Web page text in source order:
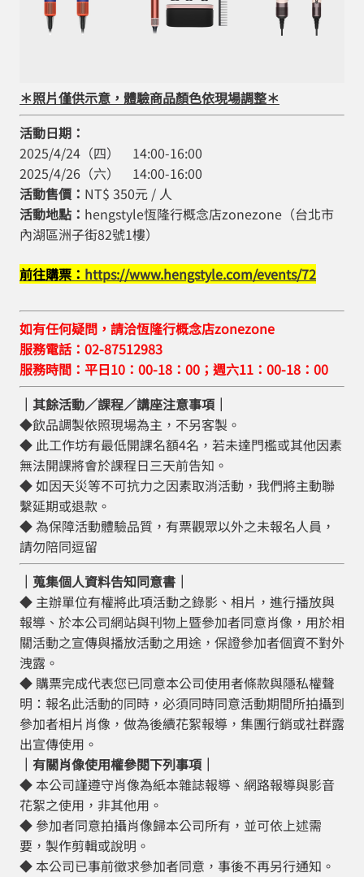
＊照片僅供示意，體驗商品顏色依現場調整＊
活動日期：
2025/4/24（四） 14:00-16:00
2025/4/26（六） 14:00-16:00
活動售價： NT$ 350元 / 人
活動地點： hengstyle恆隆行概念店zonezone（台北市
內湖區洲子街82號1樓）
前往購票： https://www.hengstyle.com/events/72
如有任何疑問，請洽恆隆行概念店zonezone
服務電話：02-87512983
服務時間：平日10：00-18：00；週六11：00-18：00
｜其餘活動／課程／講座注意事項｜
◆飲品調製依照現場為主，不另客製。
◆ 此工作坊有最低開課名額4名，若未達門檻或其他因素
無法開課將會於課程日三天前告知。
◆ 如因天災等不可抗力之因素取消活動，我們將主動聯
繫延期或退款。
◆ 為保障活動體驗品質，有票觀眾以外之未報名人員，
請勿陪同逗留​
｜蒐集個人資料告知同意書｜
◆ 主辦單位有權將此項活動之錄影、相片，進行播放與
報導、於本公司網站與刊物上暨參加者同意肖像，用於相
關活動之宣傳與播放活動之用途，保證參加者個資不對外
洩露。
◆ 購票完成代表您已同意本公司使用者條款與隱私權聲
明：報名此活動的同時，必須同時同意活動期間所拍攝到
參加者相片肖像，做為後續花絮報導，集團行銷或社群露
出宣傳使用。
｜有關肖像使用權參閱下列事項｜
◆ 本公司謹遵守肖像為紙本雜誌報導、網路報導與影音
花絮之使用，非其他用。
◆ 參加者同意拍攝肖像歸本公司所有，並可依上述需
要，製作剪輯或說明。
◆ 本公司已事前徵求參加者同意，事後不再另行通知。